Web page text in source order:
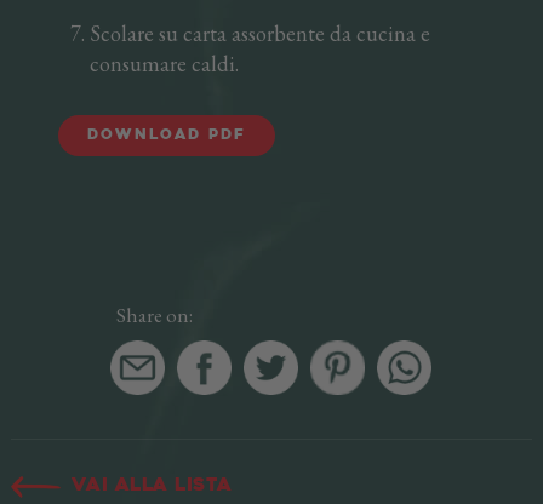
Scolare su carta assorbente da cucina e
consumare caldi.
Download PDF
Share on:
Vai alla lista